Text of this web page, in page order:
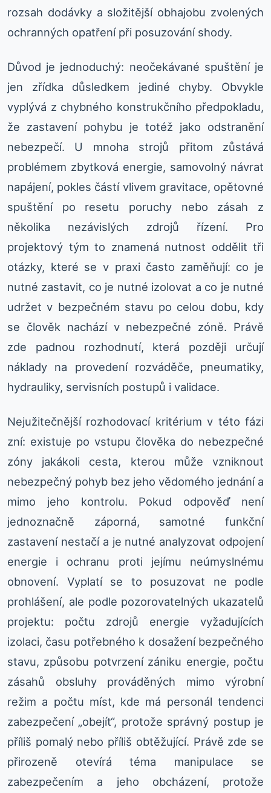
rozsah dodávky a složitější obhajobu zvolených
ochranných opatření při posuzování shody.
Důvod je jednoduchý: neočekávané spuštění je
jen zřídka důsledkem jediné chyby. Obvykle
vyplývá z chybného konstrukčního předpokladu,
že zastavení pohybu je totéž jako odstranění
nebezpečí. U mnoha strojů přitom zůstává
problémem zbytková energie, samovolný návrat
napájení, pokles částí vlivem gravitace, opětovné
spuštění po resetu poruchy nebo zásah z
několika nezávislých zdrojů řízení. Pro
projektový tým to znamená nutnost oddělit tři
otázky, které se v praxi často zaměňují: co je
nutné zastavit, co je nutné izolovat a co je nutné
udržet v bezpečném stavu po celou dobu, kdy
se člověk nachází v nebezpečné zóně. Právě
zde padnou rozhodnutí, která později určují
náklady na provedení rozváděče, pneumatiky,
hydrauliky, servisních postupů i validace.
Nejužitečnější rozhodovací kritérium v této fázi
zní: existuje po vstupu člověka do nebezpečné
zóny jakákoli cesta, kterou může vzniknout
nebezpečný pohyb bez jeho vědomého jednání a
mimo jeho kontrolu. Pokud odpověď není
jednoznačně záporná, samotné funkční
zastavení nestačí a je nutné analyzovat odpojení
energie i ochranu proti jejímu neúmyslnému
obnovení. Vyplatí se to posuzovat ne podle
prohlášení, ale podle pozorovatelných ukazatelů
projektu: počtu zdrojů energie vyžadujících
izolaci, času potřebného k dosažení bezpečného
stavu, způsobu potvrzení zániku energie, počtu
zásahů obsluhy prováděných mimo výrobní
režim a počtu míst, kde má personál tendenci
zabezpečení „obejít“, protože správný postup je
příliš pomalý nebo příliš obtěžující. Právě zde se
přirozeně otevírá téma manipulace se
zabezpečením a jeho obcházení, protože